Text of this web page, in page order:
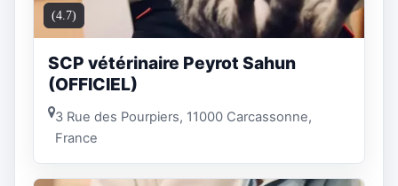
(4.7)
SCP vétérinaire Peyrot Sahun
(OFFICIEL)
3 Rue des Pourpiers, 11000 Carcassonne,
France